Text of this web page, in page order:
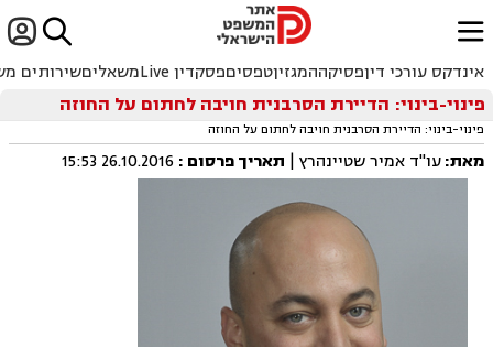

ﱐ
אינדקס עורכי דיןפסיקההמגזיןטפסיםפסקדין Live משאליםשירותים
פינוי-בינוי: הדיירת הסרבנית חויבה לחתום על החוזה
פינוי-בינוי: הדיירת הסרבנית חויבה לחתום על החוזה
מאת:עו"ד אמיר שטיינהרץ | תאריך פרסום :
26.10.2016 15:53